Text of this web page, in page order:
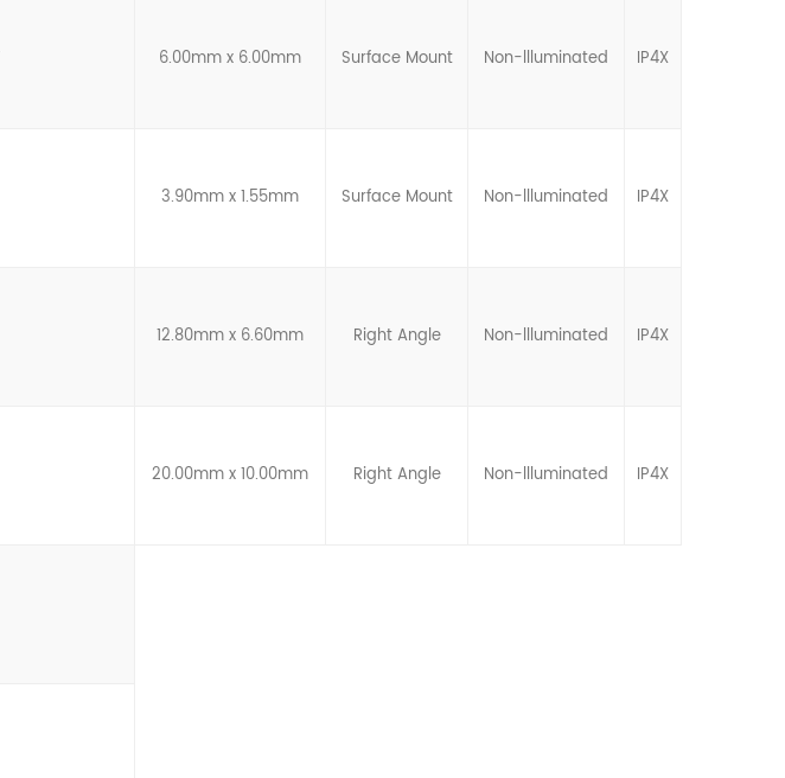
6.00mm x 6.00mm Surface Mount Non-llluminated IP4X
3.90mm x 1.55mm Surface Mount Non-llluminated IP4X
12.80mm x 6.60mm Right Angle Non-llluminated IP4X
20.00mm x 10.00mm Right Angle Non-llluminated IP4X